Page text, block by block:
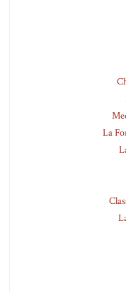
La